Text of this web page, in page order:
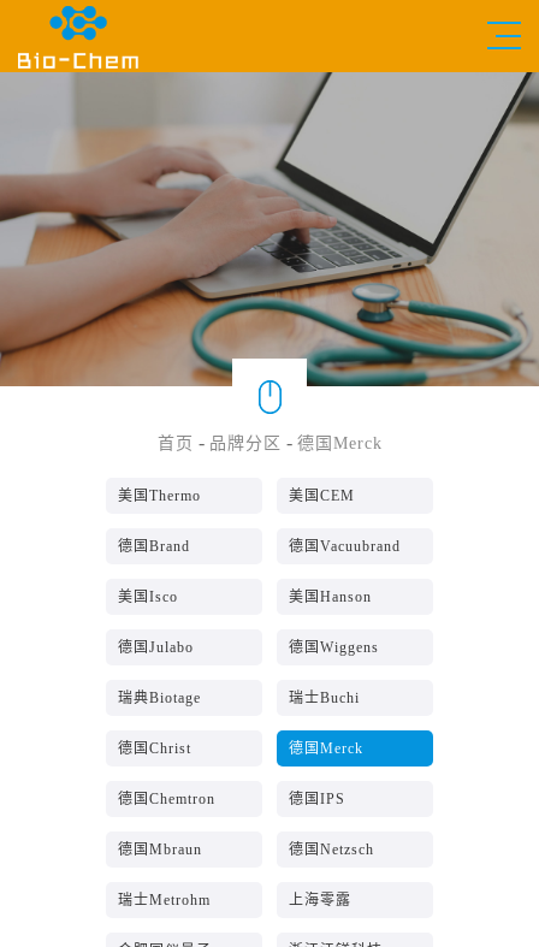
首页 - 品牌分区 - 德国Merck
美国Thermo 美国CEM
德国Brand 德国Vacuubrand
美国Isco 美国Hanson
德国Julabo 德国Wiggens
瑞典Biotage 瑞士Buchi
德国Christ 德国Merck
德国Chemtron 德国IPS
德国Mbraun 德国Netzsch
瑞士Metrohm 上海零露